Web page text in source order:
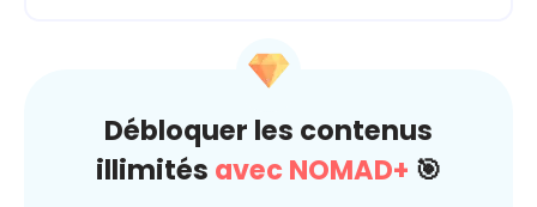
Débloquer les contenus
illimités avec NOMAD+ 🎯